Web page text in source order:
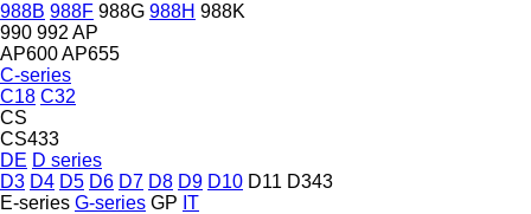
988B 988F 988G 988H 988K
990 992 AP
AP600AP655
C-series
C18 C32
CS
CS433
DE D series
D3 D4 D5 D6 D7 D8 D9 D10 D11 D343
E-series G-series GP IT